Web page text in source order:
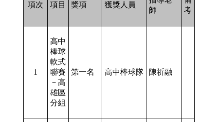
項次 項目 獎項 獲獎人員
師
考
1
高中
棒球
軟式
聯賽
－高
雄區
分組
第一名 高中棒球隊 陳祈融